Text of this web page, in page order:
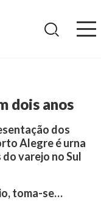
dois anos
dos
Alegre é urna
varejo no Sul
toma-se…